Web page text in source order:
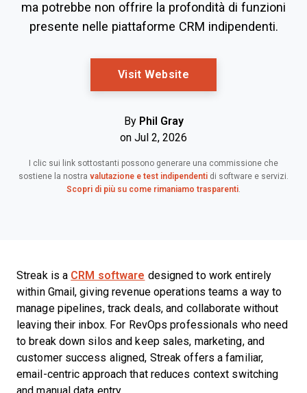
ma potrebbe non offrire la profondità di funzioni
presente nelle piattaforme CRM indipendenti.
Visit Website
By Phil Gray
on Jul 2, 2026
I clic sui link sottostanti possono generare una commissione che
sostiene la nostra valutazione e test indipendenti di software e servizi.
Scopri di più su come rimaniamo trasparenti.
Streak is a CRM software designed to work entirely
within Gmail, giving revenue operations teams a way to
manage pipelines, track deals, and collaborate without
leaving their inbox. For RevOps professionals who need
to break down silos and keep sales, marketing, and
customer success aligned, Streak offers a familiar,
email-centric approach that reduces context switching
and manual data entry.